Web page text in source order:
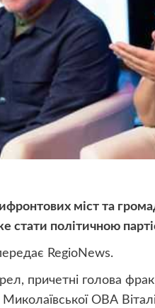
міст та
стати політичною
RegioNews.
причетні голова
ОВА